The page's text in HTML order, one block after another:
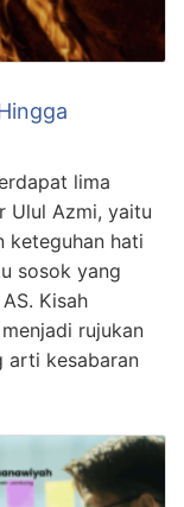
lima
Ulul Azmi, yaitu
keteguhan hati
sosok yang
Kisah
rujukan
arti kesabaran